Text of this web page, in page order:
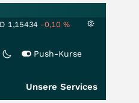
1,15434 -0,10 %
Push-Kurse
Unsere Services